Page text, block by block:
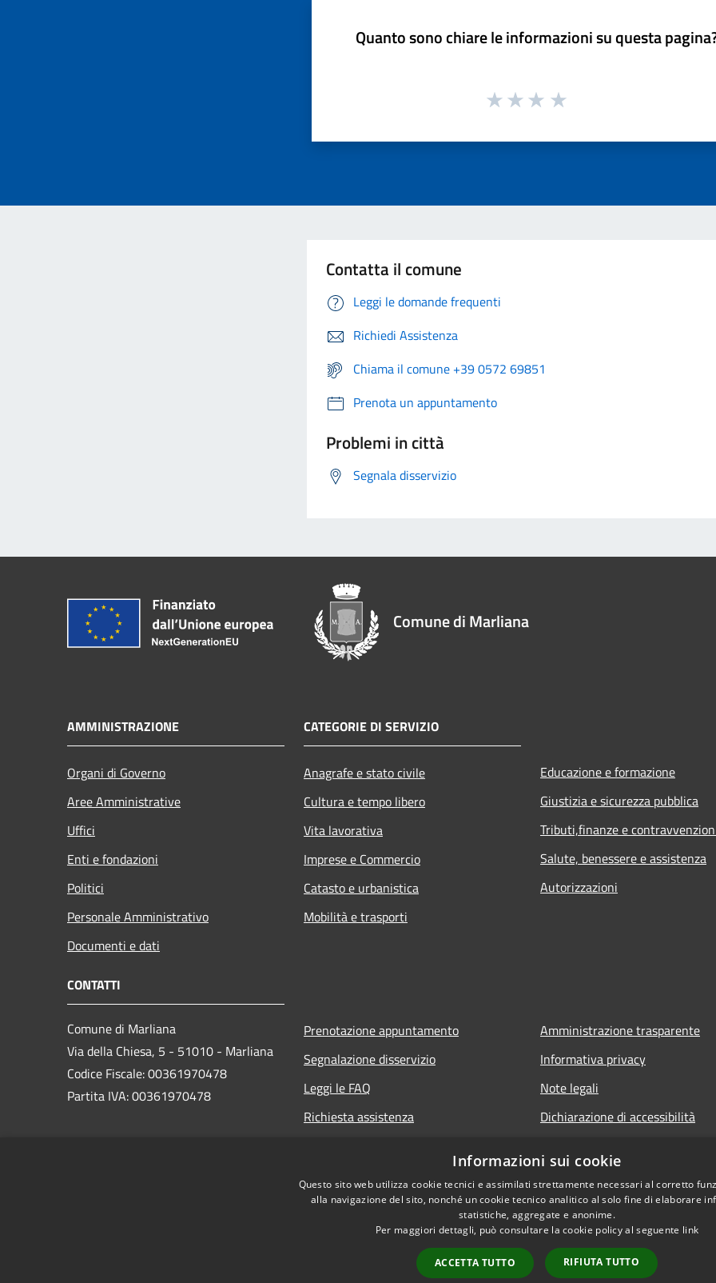
Quanto sono chiare le informazioni su questa
Contatta il comune
Leggi le domande frequenti
Richiedi Assistenza
Chiama il comune +39 0572 69851
Prenota un appuntamento
Problemi in città
Segnala disservizio
Comune di Marliana
AMMINISTRAZIONE
Organi di Governo
Aree Amministrative
Uffici
Enti e fondazioni
Politici
Personale Amministrativo
Documenti e dati
CATEGORIE DI SERVIZIO
Anagrafe e stato civile
Cultura e tempo libero
Vita lavorativa
Imprese e Commercio
Catasto e urbanistica
Mobilità e trasporti
Educazione e formazione
Giustizia e sicurezza pubblica
Tributi,finanze e
Salute, benessere e assistenza
Autorizzazioni
CONTATTI
Comune di Marliana
Via della Chiesa, 5 - 51010 - Marliana
Codice Fiscale: 00361970478
Partita IVA: 00361970478
Prenotazione appuntamento
Segnalazione disservizio
Leggi le FAQ
Richiesta assistenza
Amministrazione trasparente
Informativa privacy
Note legali
Dichiarazione di accessibilità
Informazioni sui cookie
Questo sito web utilizza cookie tecnici e assimilati strettamente necessari al corretto
alla navigazione del sito, nonché un cookie tecnico analitico al solo fine di elaborare
statistiche, aggregate e anonime.
Per maggiori dettagli, può consultare la cookie policy al seguente link
ACCETTA TUTTO RIFIUTA TUTTO